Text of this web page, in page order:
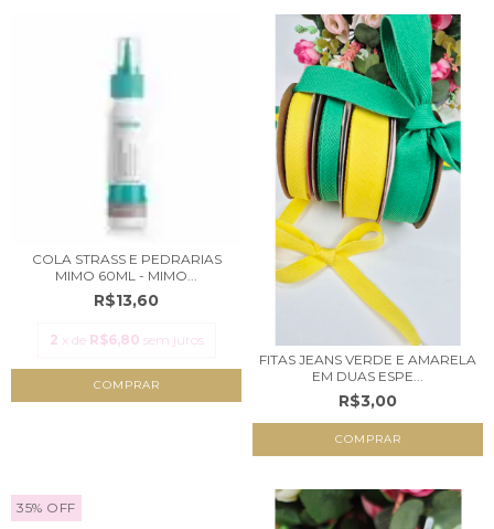
COLA STRASS E PEDRARIAS
MIMO 60ML - MIMO...
R$13,60
2 x de R$6,80 sem juros
FITAS JEANS VERDE E AMARELA
EM DUAS ESPE...
R$3,00
COMPRAR
35% OFF